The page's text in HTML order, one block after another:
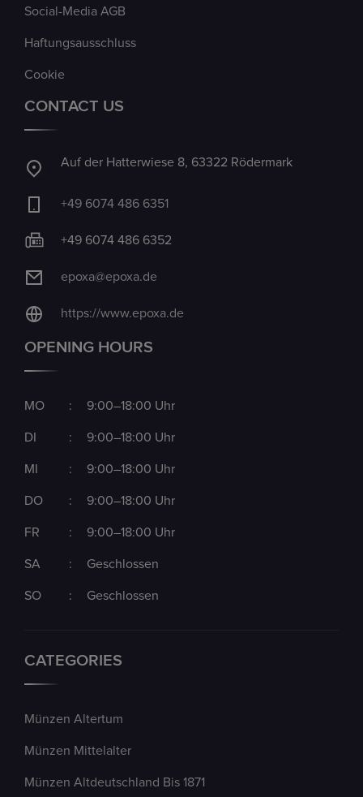
Social-Media AGB
Haftungsausschluss
Cookie
CONTACT US
Auf der Hatterwiese 8, 63322 Rödermark
+49 6074 486 6351
+49 6074 486 6352
epoxa@epoxa.de
https://www.epoxa.de
OPENING HOURS
MO : 9:00–18:00 Uhr
DI : 9:00–18:00 Uhr
MI : 9:00–18:00 Uhr
DO : 9:00–18:00 Uhr
FR : 9:00–18:00 Uhr
SA : Geschlossen
SO : Geschlossen
CATEGORIES
Münzen Altertum
Münzen Mittelalter
Münzen Altdeutschland Bis 1871